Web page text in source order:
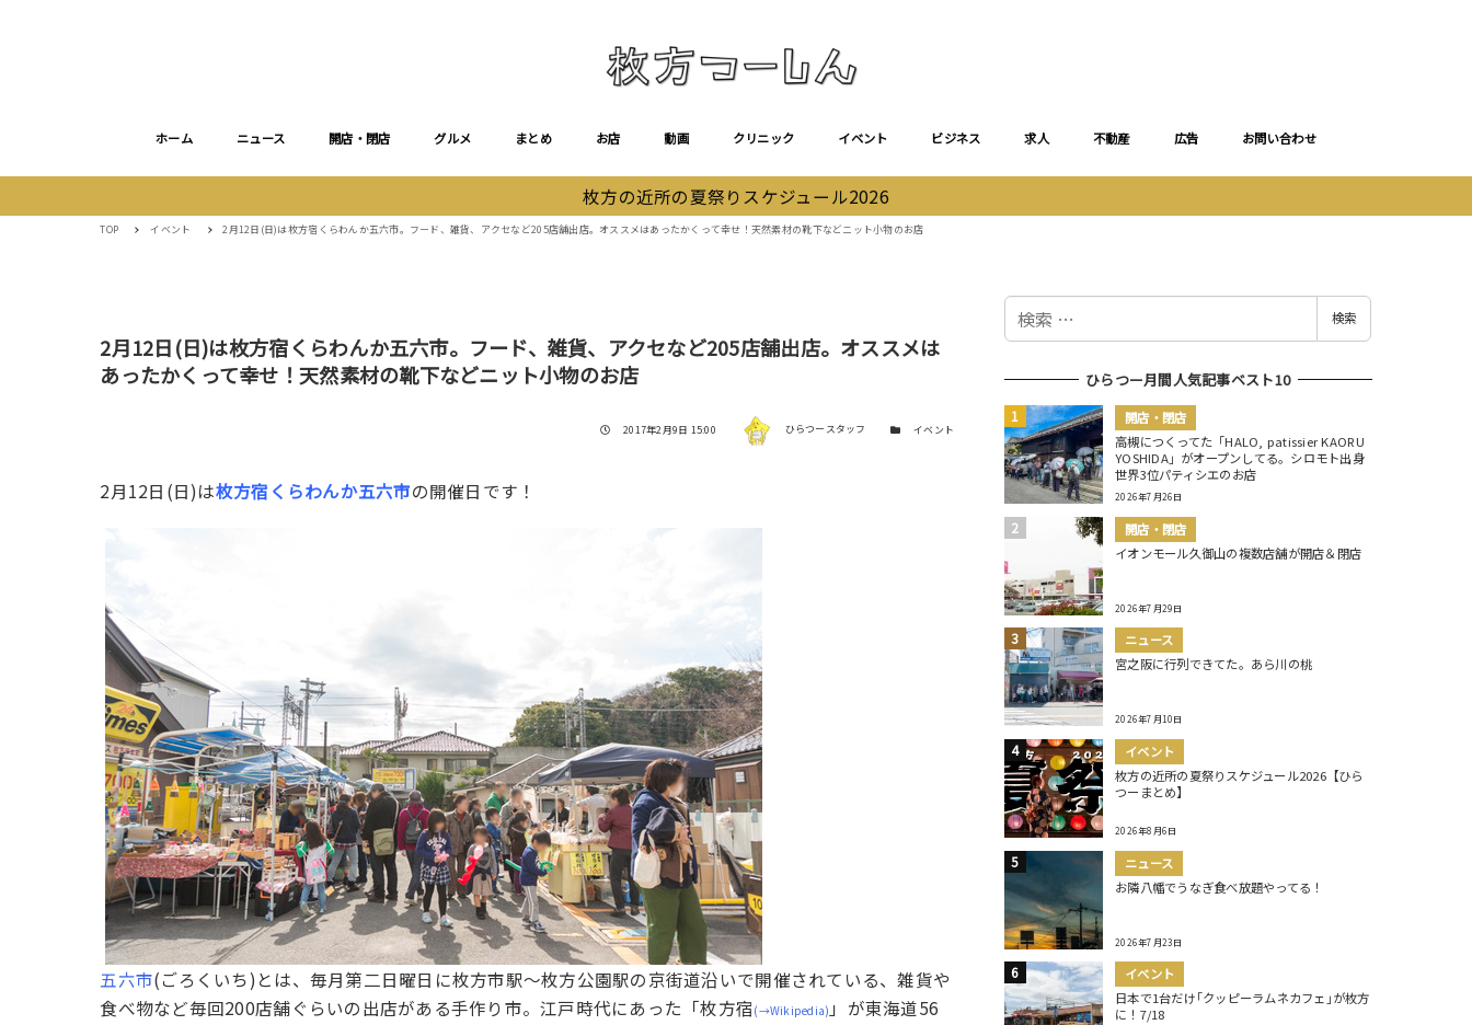
ホーム ニュース 開店・閉店 グルメ まとめ お店 動画 クリニック イベント ビジネス 求人 不動産 広告 お問い合わせ
枚方の近所の夏祭りスケジュール2026
TOP イベント 2月12日(日)は枚方宿くらわんか五六市。フード、雑貨、アクセなど205店舗出店。オススメはあったかくって幸せ！天然素材の靴下などニット小物のお店
2月12日(日)は枚方宿くらわんか五六市。フード、雑貨、アクセなど205店舗出店。オススメは
あったかくって幸せ！天然素材の靴下などニット小物のお店
投稿日
2017年2月9日 15:00 著者 ひらつースタッフ カテゴリー
イベント
2月12日(日)は枚方宿くらわんか五六市の開催日です！
五六市(ごろくいち)とは、毎月第二日曜日に枚方市駅～枚方公園駅の京街道沿いで開催されている、雑貨や
食べ物など毎回200店舗ぐらいの出店がある手作り市。江戸時代にあった「枚方宿 (→Wikipedia) 」が東海道56
検
検索
ひらつー月間人気記事ベスト10
開店・閉店
高槻につくってた「HALO, patissier KAORU
YOSHIDA」がオープンしてる。シロモト出身
世界3位パティシエのお店
2026年7月26日
開店・閉店
イオンモール久御山の複数店舗が開店＆閉店
2026年7月29日
ニュース
宮之阪に行列できてた。あら川の桃
2026年7月10日
イベント
枚方の近所の夏祭りスケジュール2026【ひら
つーまとめ】
2026年8月6日
ニュース
お隣八幡でうなぎ食べ放題やってる！
2026年7月23日
イベント
日本で1台だけ｢クッピーラムネカフェ｣が枚方
に！7/18